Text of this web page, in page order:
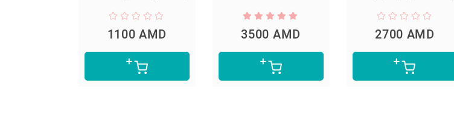
1100 AMD 3500 AMD 2700 AMD